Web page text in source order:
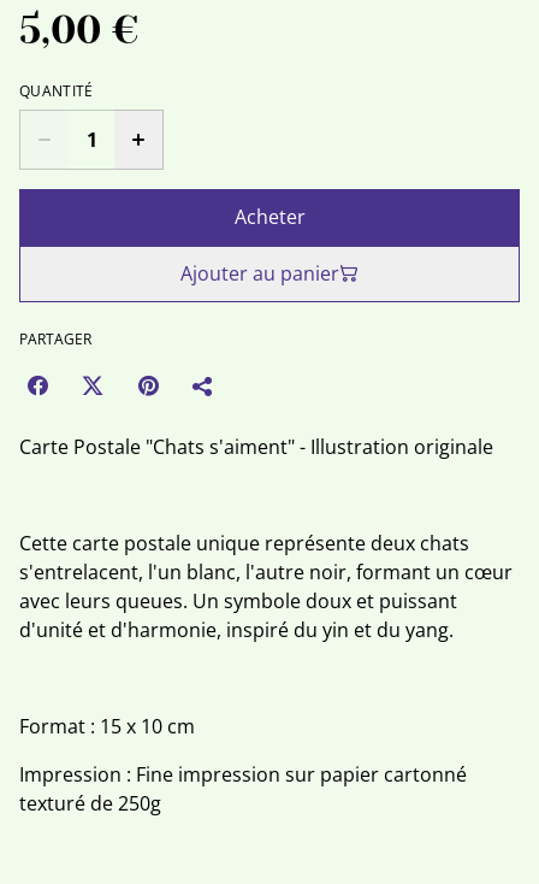
5,00 €
QUANTITÉ
Acheter
Ajouter au panier
PARTAGER
Carte Postale "Chats s'aiment" - Illustration originale
Cette carte postale unique représente deux chats
s'entrelacent, l'un blanc, l'autre noir, formant un cœur
avec leurs queues. Un symbole doux et puissant
d'unité et d'harmonie, inspiré du yin et du yang.
Format : 15 x 10 cm
Impression : Fine impression sur papier cartonné
texturé de 250g